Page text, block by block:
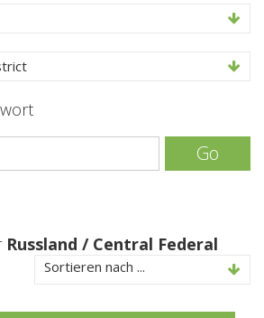
Go
Russland / Central Federal
Sortieren nach ...